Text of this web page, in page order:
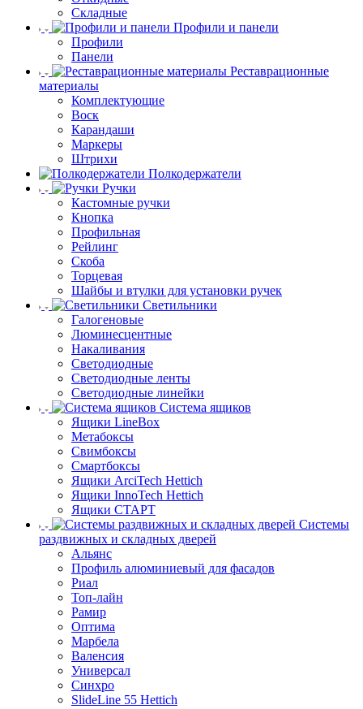
Складные
Профили и панели
Профили
Панели
Реставрационные
материалы
Комплектующие
Воск
Карандаши
Маркеры
Штрихи
Полкодержатели
Ручки
Кастомные ручки
Кнопка
Профильная
Рейлинг
Скоба
Торцевая
Шайбы и втулки для установки ручек
Светильники
Галогеновые
Люминесцентные
Накаливания
Светодиодные
Светодиодные ленты
Светодиодные линейки
Система ящиков
Ящики LineBox
Метабоксы
Свимбоксы
Смартбоксы
Ящики ArciTech Hettich
Ящики InnoTech Hettich
Ящики СТАРТ
Системы
раздвижных и складных дверей
Альянс
Профиль алюминиевый для фасадов
Риал
Топ-лайн
Рамир
Оптима
Марбела
Валенсия
Универсал
Синхро
SlideLine 55 Hettich